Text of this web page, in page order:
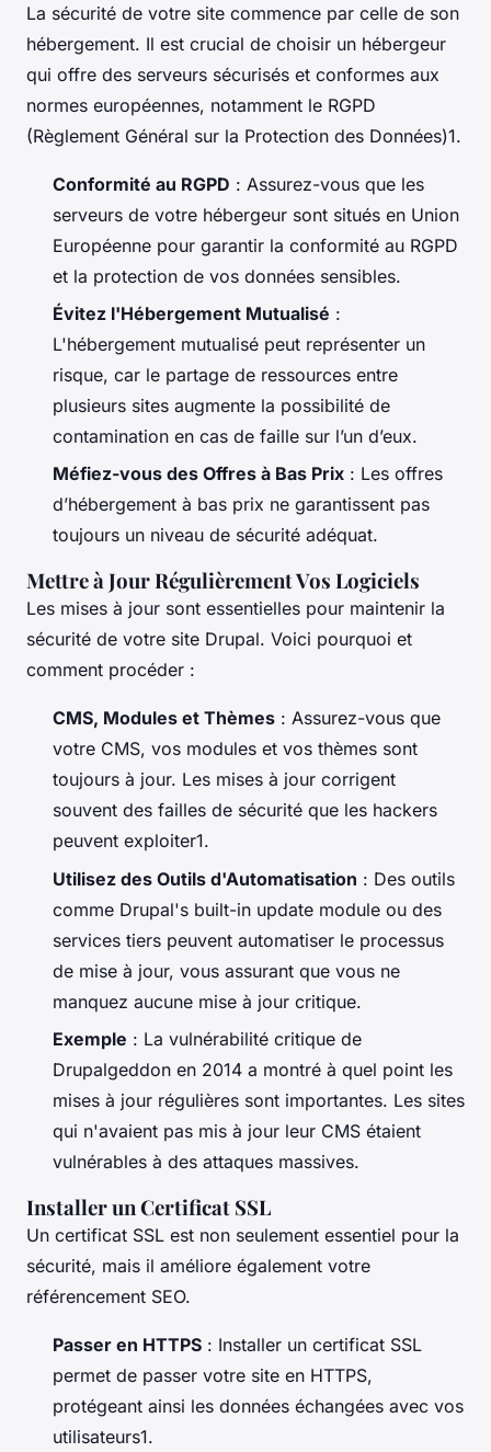
La sécurité de votre site commence par celle de son
hébergement. Il est crucial de choisir un hébergeur
qui offre des serveurs sécurisés et conformes aux
normes européennes, notamment le RGPD
(Règlement Général sur la Protection des Données)1.
Conformité au RGPD : Assurez-vous que les
serveurs de votre hébergeur sont situés en Union
Européenne pour garantir la conformité au RGPD
et la protection de vos données sensibles.
Évitez l'Hébergement Mutualisé :
L'hébergement mutualisé peut représenter un
risque, car le partage de ressources entre
plusieurs sites augmente la possibilité de
contamination en cas de faille sur l’un d’eux.
Méfiez-vous des Offres à Bas Prix : Les offres
d’hébergement à bas prix ne garantissent pas
toujours un niveau de sécurité adéquat.
Mettre à Jour Régulièrement Vos Logiciels
Les mises à jour sont essentielles pour maintenir la
sécurité de votre site Drupal. Voici pourquoi et
comment procéder :
CMS, Modules et Thèmes : Assurez-vous que
votre CMS, vos modules et vos thèmes sont
toujours à jour. Les mises à jour corrigent
souvent des failles de sécurité que les hackers
peuvent exploiter1.
Utilisez des Outils d'Automatisation : Des outils
comme Drupal's built-in update module ou des
services tiers peuvent automatiser le processus
de mise à jour, vous assurant que vous ne
manquez aucune mise à jour critique.
Exemple : La vulnérabilité critique de
Drupalgeddon en 2014 a montré à quel point les
mises à jour régulières sont importantes. Les sites
qui n'avaient pas mis à jour leur CMS étaient
vulnérables à des attaques massives.
Installer un Certificat SSL
Un certificat SSL est non seulement essentiel pour la
sécurité, mais il améliore également votre
référencement SEO.
Passer en HTTPS : Installer un certificat SSL
permet de passer votre site en HTTPS,
protégeant ainsi les données échangées avec vos
utilisateurs1.